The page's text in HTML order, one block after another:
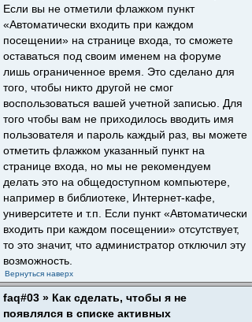
Если вы не отметили флажком пункт
«Автоматически входить при каждом
посещении» на странице входа, то сможете
оставаться под своим именем на форуме
лишь ограниченное время. Это сделано для
того, чтобы никто другой не смог
воспользоваться вашей учетной записью. Для
того чтобы вам не приходилось вводить имя
пользователя и пароль каждый раз, вы можете
отметить флажком указанный пункт на
странице входа, но мы не рекомендуем
делать это на общедоступном компьютере,
например в библиотеке, Интернет-кафе,
университете и т.п. Если пункт «Автоматически
входить при каждом посещении» отсутствует,
то это значит, что администратор отключил эту
возможность.
Вернуться наверх
faq#03 » Как сделать, чтобы я не
появлялся в списке активных